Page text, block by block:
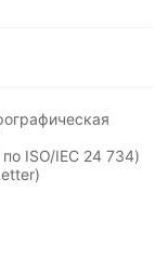
ISO/IEC 24 734)